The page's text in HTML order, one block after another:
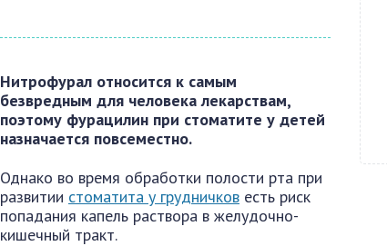
Нитрофурал относится к самым
безвредным для человека лекарствам,
поэтому фурацилин при стоматите у детей
назначается повсеместно.
Однако во время обработки полости рта при
развитии стоматита у грудничков есть риск
попадания капель раствора в желудочно-
кишечный тракт.